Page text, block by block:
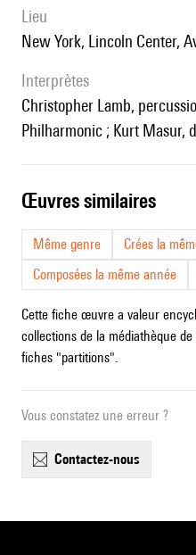
lieu
New York, Lincoln Center,
interprètes
Christopher Lamb, percussion ; New York
Philharmonic ; Kurt Masur,
œuvres similaires
Même genre
Crées la
Composées la même année
Cette fiche œuvre a valeur
collections de la médiathèque
fiches "partitions".
Vous constatez une erreur ?
contactez-nous